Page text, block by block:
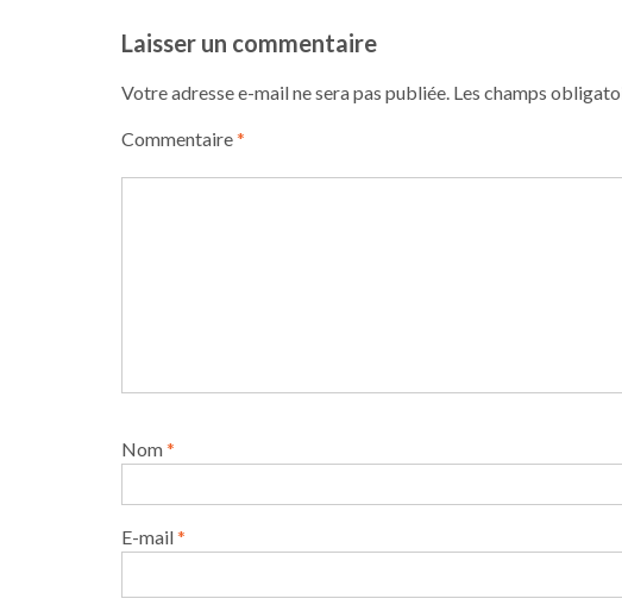
de
l’article
Laisser un commentaire
Votre adresse e-mail ne sera pas publiée. Les champs
Commentaire*
Nom*
E-mail*